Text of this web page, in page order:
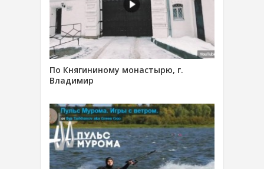
По Княгининому монастырю, г.
Владимир